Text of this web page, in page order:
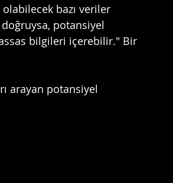
bazı veriler
doğruysa, potansiyel
bilgileri içerebilir." Bir
arayan potansiyel